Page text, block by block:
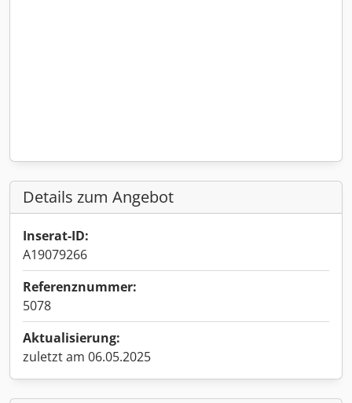
Details zum Angebot
Inserat-ID:
A19079266
Referenznummer:
5078
Aktualisierung:
zuletzt am 06.05.2025